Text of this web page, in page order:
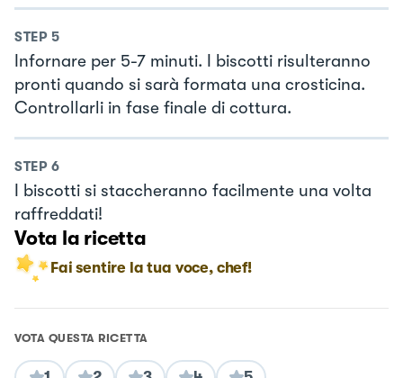
STEP 5
Infornare per 5-7 minuti. I biscotti risulteranno
pronti quando si sarà formata una crosticina.
Controllarli in fase finale di cottura.
STEP 6
I biscotti si staccheranno facilmente una volta
raffreddati!
Vota la ricetta
Fai sentire la tua voce, chef!
VOTA QUESTA RICETTA